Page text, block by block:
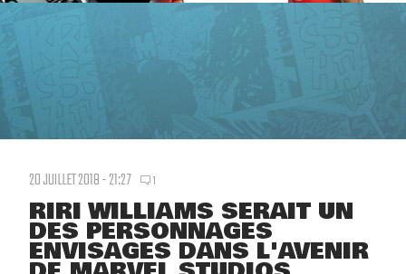
20 JUILLET 2018 - 21:27 1
RIRI WILLIAMS SERAIT UN
DES PERSONNAGES
ENVISAGÉS DANS L'AVENIR